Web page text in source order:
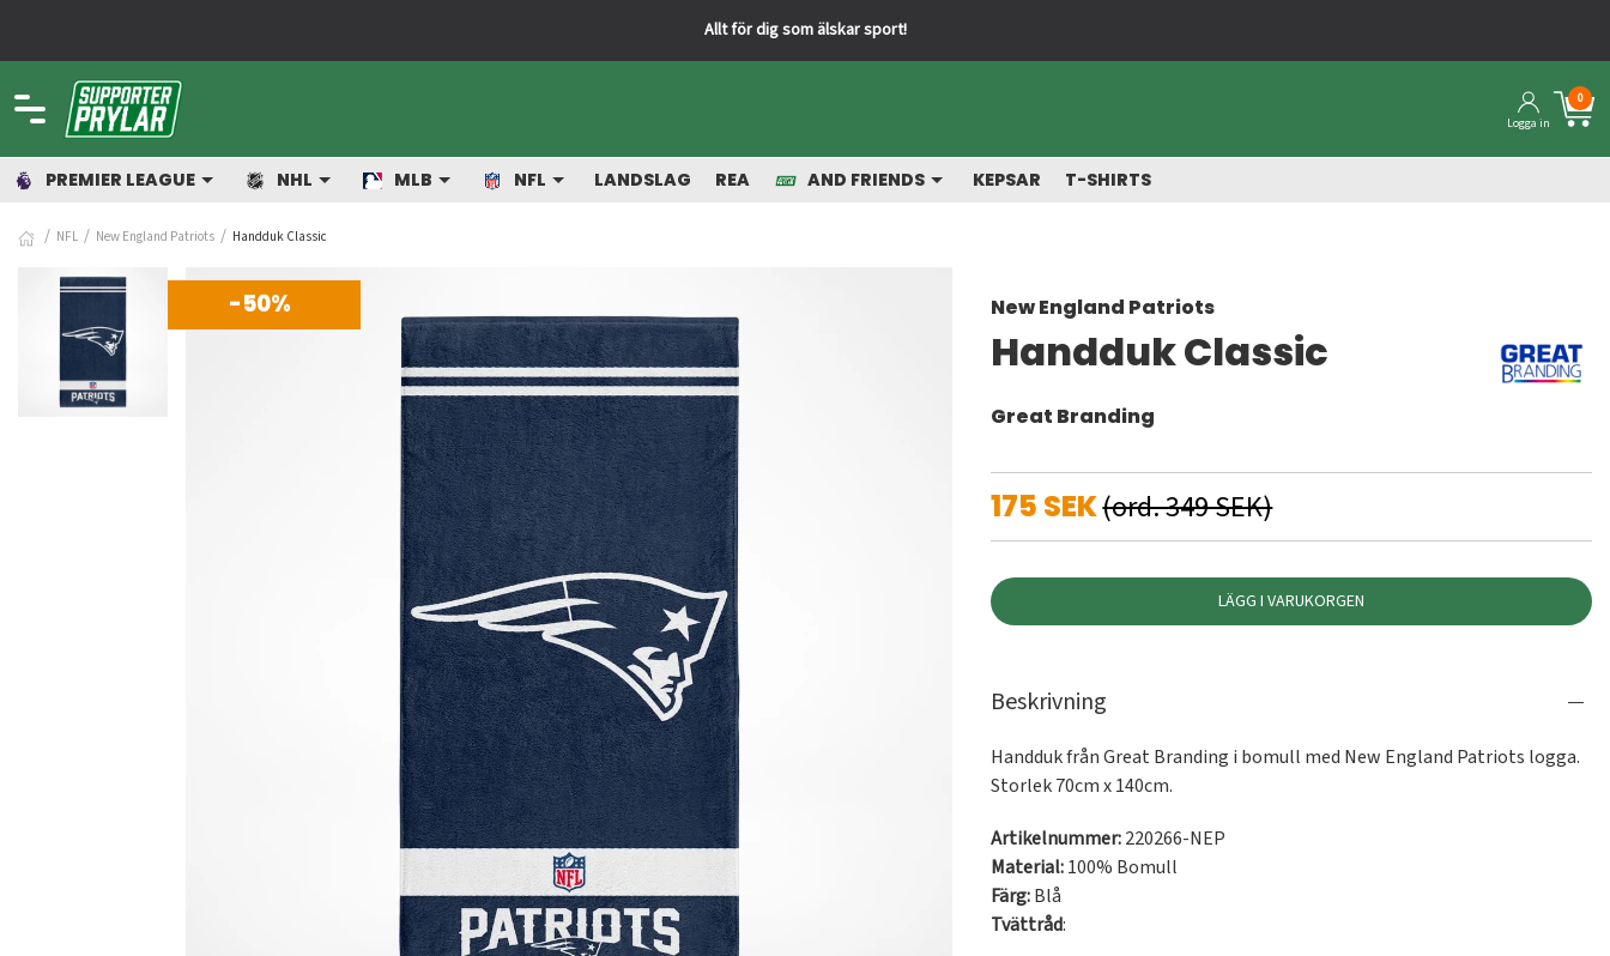
Allt för dig som älskar sport!
Logga in
0
PREMIER LEAGUE NHL MLB NFL LANDSLAG REA AND FRIENDS KEPSAR T-SHIRTS
NFL New England Patriots Handduk Classic
-50% New England Patriots
Handduk Classic
Great Branding
175 SEK(ord. 349 SEK)
LÄGG I VARUKORGEN
Beskrivning
Handduk från Great Branding i bomull med New England Patriots logga.
Storlek 70cm x 140cm.
Artikelnummer:220266-NEP
Material:100% Bomull
Färg:Blå
Tvättråd: